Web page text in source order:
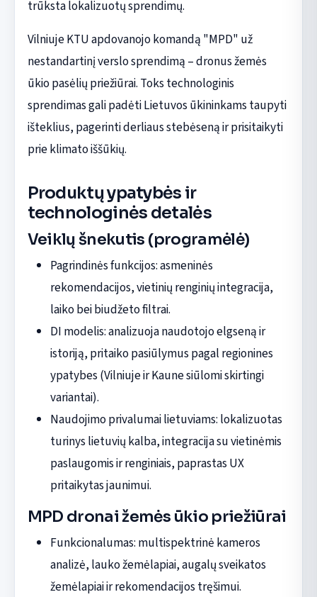
trūksta lokalizuotų sprendimų.
Vilniuje KTU apdovanojo komandą "MPD" už
nestandartinį verslo sprendimą – dronus žemės
ūkio pasėlių priežiūrai. Toks technologinis
sprendimas gali padėti Lietuvos ūkininkams taupyti
išteklius, pagerinti derliaus stebėseną ir prisitaikyti
prie klimato iššūkių.
Produktų ypatybės ir
technologinės detalės
Veiklų šnekutis (programėlė)
Pagrindinės funkcijos: asmeninės
rekomendacijos, vietinių renginių integracija,
laiko bei biudžeto filtrai.
DI modelis: analizuoja naudotojo elgseną ir
istoriją, pritaiko pasiūlymus pagal regionines
ypatybes (Vilniuje ir Kaune siūlomi skirtingi
variantai).
Naudojimo privalumai lietuviams: lokalizuotas
turinys lietuvių kalba, integracija su vietinėmis
paslaugomis ir renginiais, paprastas UX
pritaikytas jaunimui.
MPD dronai žemės ūkio priežiūrai
Funkcionalumas: multispektrinė kameros
analizė, lauko žemėlapiai, augalų sveikatos
žemėlapiai ir rekomendacijos tręšimui.